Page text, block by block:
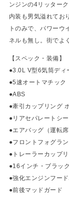
ンジンの4リッター
内装も男気溢れてお
トのみで、パワーウ
ネルも無し。街でよ
【スペック・装備】
●3.0L V型6気筒ディ
●5速オートマチック
●ABS
●牽引カップリング
●リアセパレートシー
●エアバッグ（運転席
●フロントフォグラ
●トレーラーカップ
●16インチ・ブラッ
●強化エンジンフー
●前後マッドガード